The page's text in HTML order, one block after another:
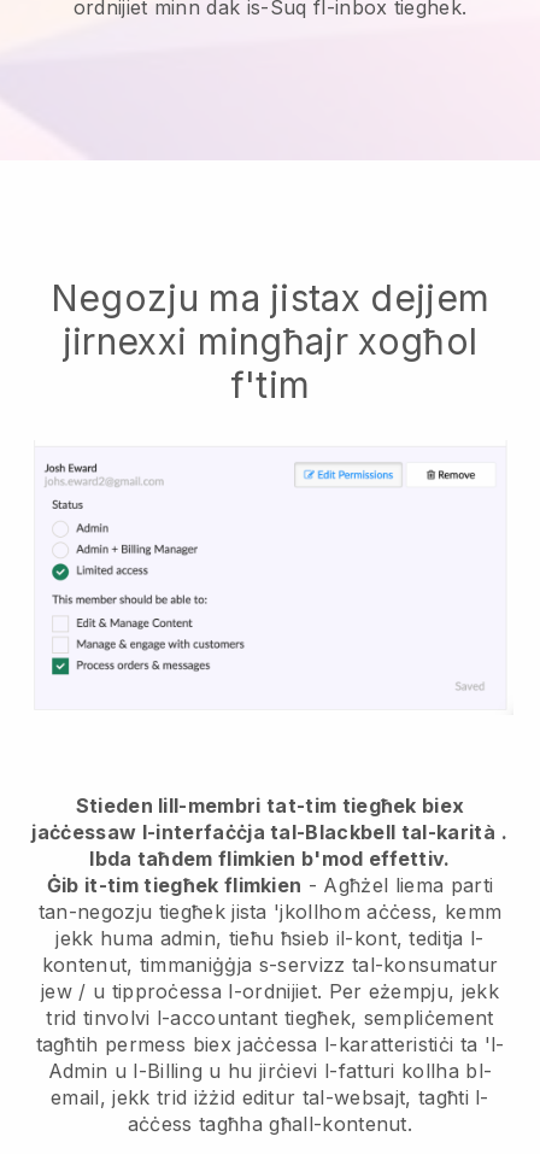
ordnijiet minn dak is-Suq fl-inbox tieghek.
Negozju ma jistax dejjem
jirnexxi mingħajr xogħol
f'tim
Stieden lill-membri tat-tim tiegħek biex
jaċċessaw l-interfaċċja tal-Blackbell tal-karità .
Ibda taħdem flimkien b'mod effettiv.
Ġib it-tim tiegħek flimkien - Agħżel liema parti
tan-negozju tiegħek jista 'jkollhom aċċess, kemm
jekk huma admin, tieħu ħsieb il-kont, teditja l-
kontenut, timmaniġġja s-servizz tal-konsumatur
jew / u tipproċessa l-ordnijiet. Per eżempju, jekk
trid tinvolvi l-accountant tiegħek, sempliċement
tagħtih permess biex jaċċessa l-karatteristiċi ta 'l-
Admin u l-Billing u hu jirċievi l-fatturi kollha bl-
email, jekk trid iżżid editur tal-websajt, tagħti l-
aċċess tagħha għall-kontenut.